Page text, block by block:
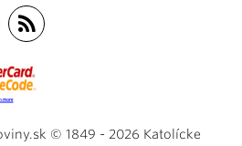
© 1849 - 2026 Katolícke